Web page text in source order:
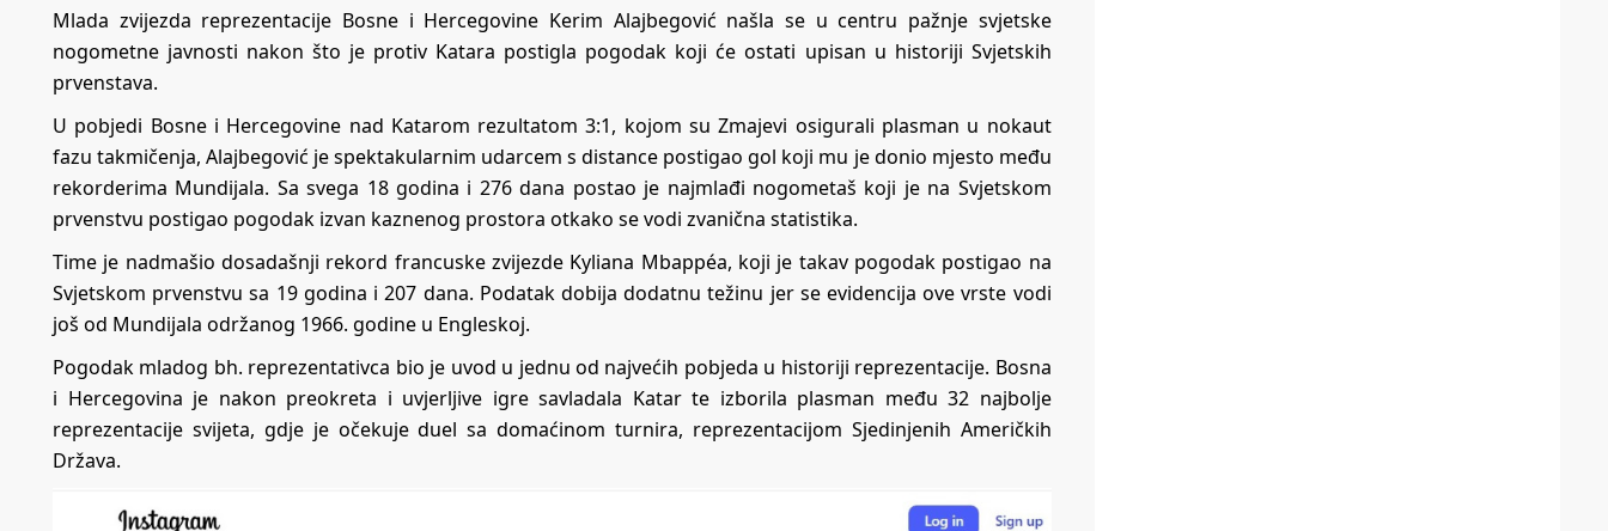
Mlada zvijezda reprezentacije Bosne i Hercegovine Kerim Alajbegović našla se u centru pažnje svjetske
nogometne javnosti nakon što je protiv Katara postigla pogodak koji će ostati upisan u historiji Svjetskih
prvenstava.
U pobjedi Bosne i Hercegovine nad Katarom rezultatom 3:1, kojom su Zmajevi osigurali plasman u nokaut
fazu takmičenja, Alajbegović je spektakularnim udarcem s distance postigao gol koji mu je donio mjesto među
rekorderima Mundijala. Sa svega 18 godina i 276 dana postao je najmlađi nogometaš koji je na Svjetskom
prvenstvu postigao pogodak izvan kaznenog prostora otkako se vodi zvanična statistika.
Time je nadmašio dosadašnji rekord francuske zvijezde Kyliana Mbappéa, koji je takav pogodak postigao na
Svjetskom prvenstvu sa 19 godina i 207 dana. Podatak dobija dodatnu težinu jer se evidencija ove vrste vodi
još od Mundijala održanog 1966. godine u Engleskoj.
Pogodak mladog bh. reprezentativca bio je uvod u jednu od najvećih pobjeda u historiji reprezentacije. Bosna
i Hercegovina je nakon preokreta i uvjerljive igre savladala Katar te izborila plasman među 32 najbolje
reprezentacije svijeta, gdje je očekuje duel sa domaćinom turnira, reprezentacijom Sjedinjenih Američkih
Država.